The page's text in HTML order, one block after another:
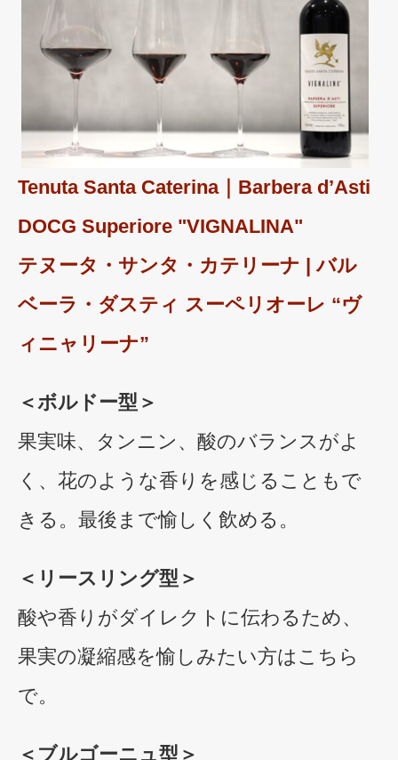
Tenuta Santa Caterina｜Barbera d’Asti
DOCG Superiore "VIGNALINA"
テヌータ・サンタ・カテリーナ | バル
ベーラ・ダスティ スーペリオーレ “ヴ
ィニャリーナ”
＜ボルドー型＞
果実味、タンニン、酸のバランスがよ
く、花のような香りを感じることもで
きる。最後まで愉しく飲める。
＜リースリング型＞
酸や香りがダイレクトに伝わるため、
果実の凝縮感を愉しみたい方はこちら
で。
＜ブルゴーニュ型＞